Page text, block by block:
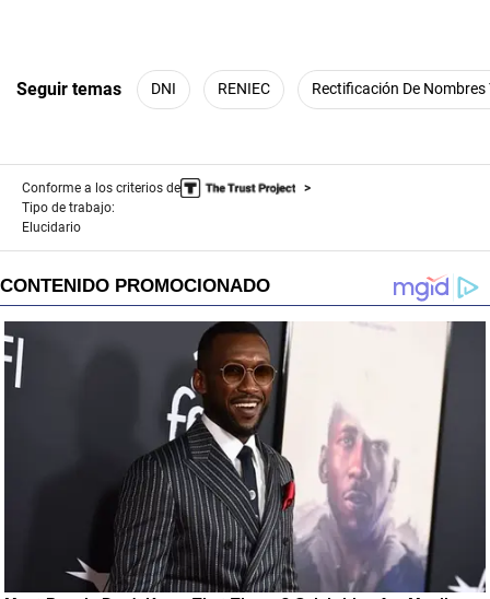
Seguir temas DNI RENIEC Rectificación De Nombres
Conforme a los criterios de
Tipo de trabajo:
Elucidario